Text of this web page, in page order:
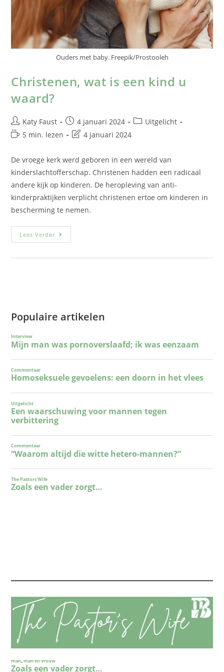
Ouders met baby. Freepik/Prostooleh
Christenen, wat is een kind u
waard?
Katy Faust 4 januari 2024
Uitgelicht
5 min. lezen
4 januari 2024
De vroege kerk werd geboren in een wereld van
kinderslachtofferschap. Christenen hadden een radicaal
andere kijk op kinderen. De heropleving van anti-
kinderpraktijken verplicht christenen ertoe om kinderen in
bescherming te nemen.
Lees Verder
Populaire artikelen